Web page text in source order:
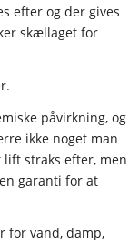
efter og der gives
skællaget for
påvirkning, og
ikke noget man
lift straks efter, men
garanti for at
for vand, damp,